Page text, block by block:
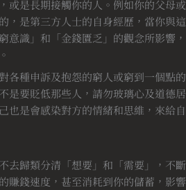
或是長期接觸你的人。例如你的父母或
，是第三方人士的自身經歷，當你與這
意識」和「金錢匱乏」的觀念所影響，
各種申訴及抱怨的窮人或窮到一個點的
是要貶低那些人，請勿玻璃心及道德居
也是會感染對方的情緒和思維，來給自
去歸類分清「想要」和「需要」，不斷
賺錢速度，甚至消耗到你的儲蓄，影響